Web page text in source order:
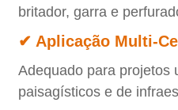
britador, garra e
✔ Aplicação Multi-
Adequado para projetos
paisagísticos e de